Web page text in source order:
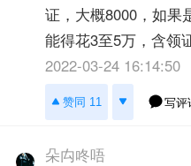
证，大概8000，如果
能得花3至5万，含领
2022-03-24 16:14:50
赞同 11 写评
朵禸咚唔